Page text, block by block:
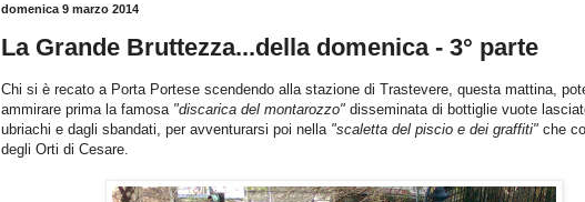
domenica 9 marzo 2014
La Grande Bruttezza...della domenica - 3° parte
Chi si è recato a Porta Portese scendendo alla stazione di Trastevere, questa mattina,
ammirare prima la famosa "discarica del montarozzo" disseminata di bottiglie vuote
ubriachi e dagli sbandati, per avventurarsi poi nella "scaletta del piscio e dei graffiti" che
degli Orti di Cesare.